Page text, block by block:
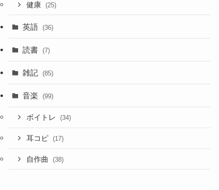
健康 (25)
英語 (36)
読書 (7)
雑記 (85)
音楽 (99)
ボイトレ (34)
耳コピ (17)
自作曲 (38)